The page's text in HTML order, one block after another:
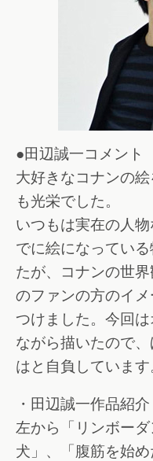
●田辺誠一コメント
大好きなコナンの
も光栄でした。
いつもは実在の人
でに絵になってい
たが、コナンの世
のファンの方のイ
つけました。今回
ながら描いたので
はと自負しています
・田辺誠一作品紹
左から「リンボー
犬」、「腹筋を始